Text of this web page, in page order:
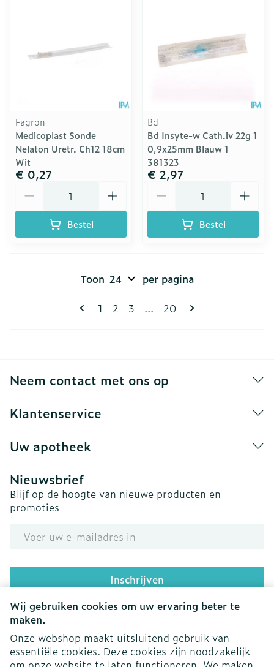
Wij gebruiken cookies om uw ervaring beter te
maken.
Onze webshop maakt uitsluitend gebruik van
essentiële cookies. Deze cookies zijn noodzakelijk
Fagron
Medicoplast Sonde
Nelaton Uretr. Ch12 18cm
Wit
€ 0,27
Bestel
Bd
Bd Insyte-w Cath.iv 22g 1
0,9x25mm Blauw 1
381323
€ 2,97
Bestel
Pagina's
U lees momenteel pagina
1 Pagina
2 Pagina
3 ... Pagina
20
Toon per pagina
Neem contact met ons op
Klantenservice
Uw apotheek
Nieuwsbrief
Blijf op de hoogte van nieuwe producten en
promoties
Inschrijven
Door op inschrijven te klikken, schrijft u zich in voor onze
nieuwsbrief en gaat u akkoord met onze